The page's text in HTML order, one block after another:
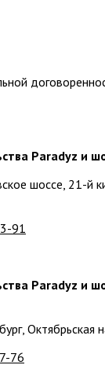
Paradyz и
шоссе, 21-й
91
Paradyz и
Октябрьская
76